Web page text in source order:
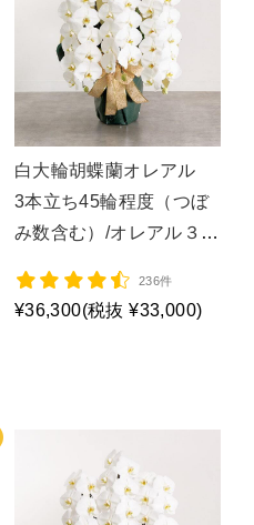
白大輪胡蝶蘭オレアル
3本立ち45輪程度（つぼ
み数含む）/オレアル３
236件
¥36,300(税抜 ¥33,000)